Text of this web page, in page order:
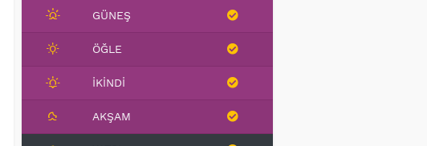
GÜNEŞ
ÖĞLE
İKINDI
AKŞAM